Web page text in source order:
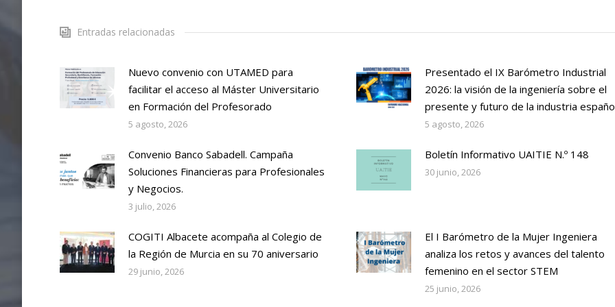
Entradas relacionadas
Nuevo convenio con UTAMED para
facilitar el acceso al Máster Universitario
en Formación del Profesorado
5 agosto, 2026
Presentado el IX Barómetro Industrial
2026: la visión de la ingeniería sobre el
presente y futuro de la industria
5 agosto, 2026
Convenio Banco Sabadell. Campaña
Soluciones Financieras para Profesionales
y Negocios.
3 julio, 2026
Boletín Informativo UAITIE N.º 148
30 junio, 2026
COGITI Albacete acompaña al Colegio de
la Región de Murcia en su 70 aniversario
29 junio, 2026
El I Barómetro de la Mujer Ingeniera
analiza los retos y avances del talento
femenino en el sector STEM
25 junio, 2026